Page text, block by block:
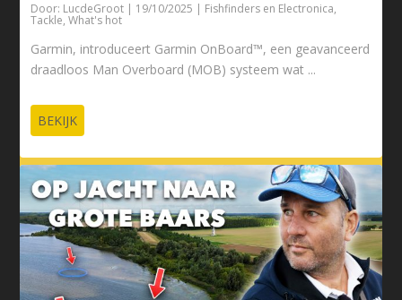
Door: LucdeGroot | 19/10/2025 | Fishfinders en Electronica,
Tackle,What's hot
Garmin, introduceert Garmin OnBoard™, een geavanceerd
draadloos Man Overboard (MOB) systeem wat ...
BEKIJK